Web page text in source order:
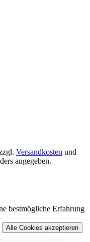
Versandkosten und
angegeben.
bestmögliche Erfahrung
Alle Cookies akzeptieren